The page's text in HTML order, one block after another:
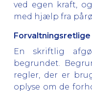
ved egen kraft,
med hjælp fra
En skriftlig
begrundet.
regler, der er
oplyse om de